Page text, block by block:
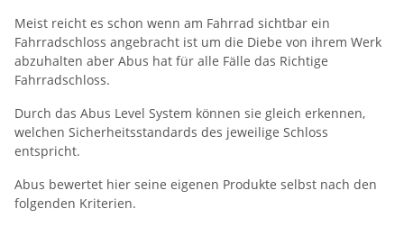
Meist reicht es schon wenn am Fahrrad sichtbar ein
Fahrradschloss angebracht ist um die Diebe von ihrem Werk
abzuhalten aber Abus hat für alle Fälle das Richtige
Fahrradschloss.
Durch das Abus Level System können sie gleich erkennen,
welchen Sicherheitsstandards des jeweilige Schloss
entspricht.
Abus bewertet hier seine eigenen Produkte selbst nach den
folgenden Kriterien.